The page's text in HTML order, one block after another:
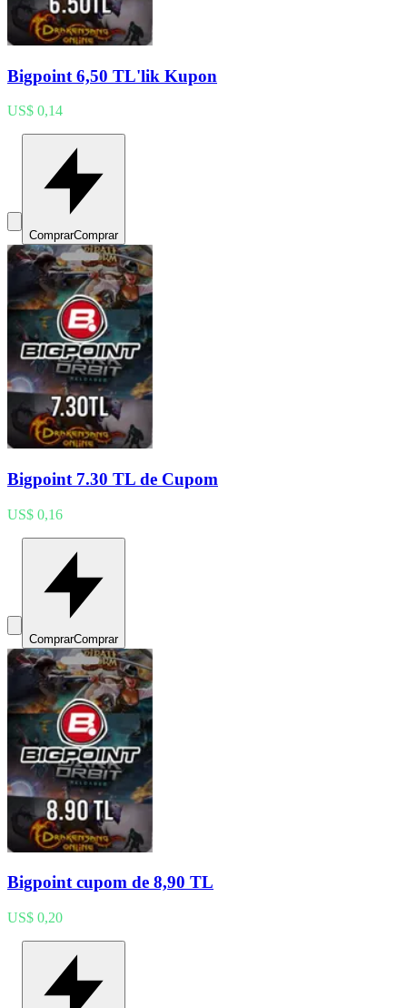
Bigpoint 6,50 TL'lik Kupon
US$ 0,14
ComprarComprar
Bigpoint 7.30 TL de Cupom
US$ 0,16
ComprarComprar
Bigpoint cupom de 8,90 TL
US$ 0,20